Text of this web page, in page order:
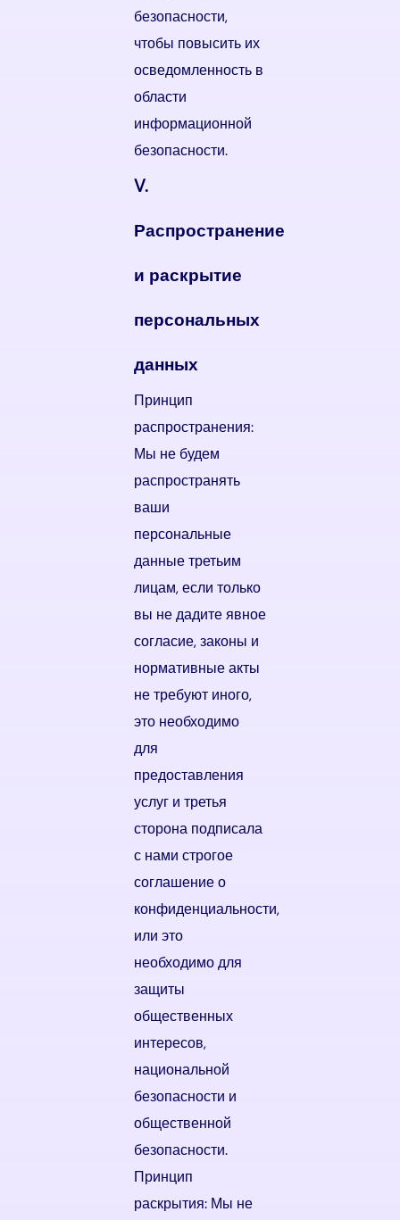
безопасности,
чтобы повысить их
осведомленность в
области
информационной
безопасности.
V.
Распространение
и раскрытие
персональных
данных
Принцип
распространения:
Мы не будем
распространять
ваши
персональные
данные третьим
лицам, если только
вы не дадите явное
согласие, законы и
нормативные акты
не требуют иного,
это необходимо
для
предоставления
услуг и третья
сторона подписала
с нами строгое
соглашение о
конфиденциальности,
или это
необходимо для
защиты
общественных
интересов,
национальной
безопасности и
общественной
безопасности.
Принцип
раскрытия: Мы не